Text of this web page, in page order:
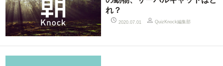
れ？
2020.07.01 QuizKnock編集部